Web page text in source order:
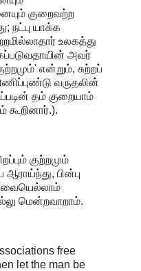
குறைவற்ற
நட்பு யாக்க
உலகத்து
அவர்
என்றும், சுற்றப்
வருதலின்
தம் குறையாம்
கூறினார்.).
குற்றமும்
ஆராய்ந்து, பின்பு
மென்றவாறாம்.
free
let the man be